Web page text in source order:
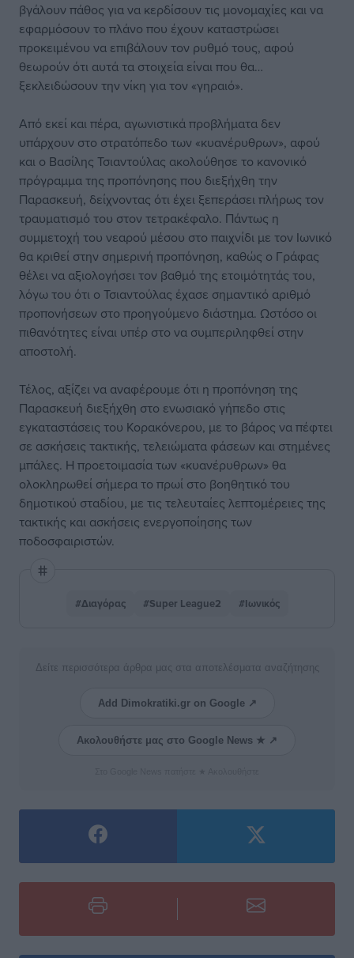
βγάλουν πάθος για να κερδίσουν τις μονομαχίες και να
εφαρμόσουν το πλάνο που έχουν καταστρώσει
προκειμένου να επιβάλουν τον ρυθμό τους, αφού
θεωρούν ότι αυτά τα στοιχεία είναι που θα…
ξεκλειδώσουν την νίκη για τον «γηραιό».
Από εκεί και πέρα, αγωνιστικά προβλήματα δεν
υπάρχουν στο στρατόπεδο των «κυανέρυθρων», αφού
και ο Βασίλης Τσιαντούλας ακολούθησε το κανονικό
πρόγραμμα της προπόνησης που διεξήχθη την
Παρασκευή, δείχνοντας ότι έχει ξεπεράσει πλήρως τον
τραυματισμό του στον τετρακέφαλο. Πάντως η
συμμετοχή του νεαρού μέσου στο παιχνίδι με τον Ιωνικό
θα κριθεί στην σημερινή προπόνηση, καθώς ο Γράφας
θέλει να αξιολογήσει τον βαθμό της ετοιμότητάς του,
λόγω του ότι ο Τσιαντούλας έχασε σημαντικό αριθμό
προπονήσεων στο προηγούμενο διάστημα. Ωστόσο οι
πιθανότητες είναι υπέρ στο να συμπεριληφθεί στην
αποστολή.
Τέλος, αξίζει να αναφέρουμε ότι η προπόνηση της
Παρασκευή διεξήχθη στο ενωσιακό γήπεδο στις
εγκαταστάσεις του Κορακόνερου, με το βάρος να πέφτει
σε ασκήσεις τακτικής, τελειώματα φάσεων και στημένες
μπάλες. Η προετοιμασία των «κυανέρυθρων» θα
ολοκληρωθεί σήμερα το πρωί στο βοηθητικό του
δημοτικού σταδίου, με τις τελευταίες λεπτομέρειες της
τακτικής και ασκήσεις ενεργοποίησης των
ποδοσφαιριστών.
#Διαγόρας #Super League2 #Ιωνικός
Δείτε περισσότερα άρθρα μας στα αποτελέσματα αναζήτησης
Add Dimokratiki.gr on Google ↗
Ακολουθήστε μας στο Google News ★ ↗